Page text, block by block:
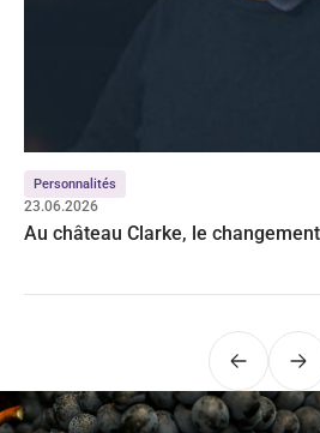
Personnalités
23.06.2026
Au château Clarke, le